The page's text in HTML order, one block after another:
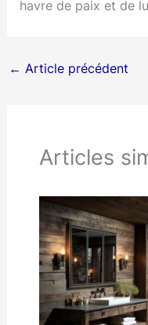
havre de paix et de
← Article précédent
Articles